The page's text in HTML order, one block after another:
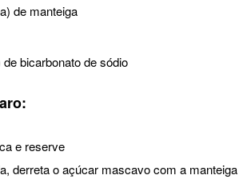
de manteiga
bicarbonato de sódio
e reserve
derreta o açúcar mascavo com a manteiga